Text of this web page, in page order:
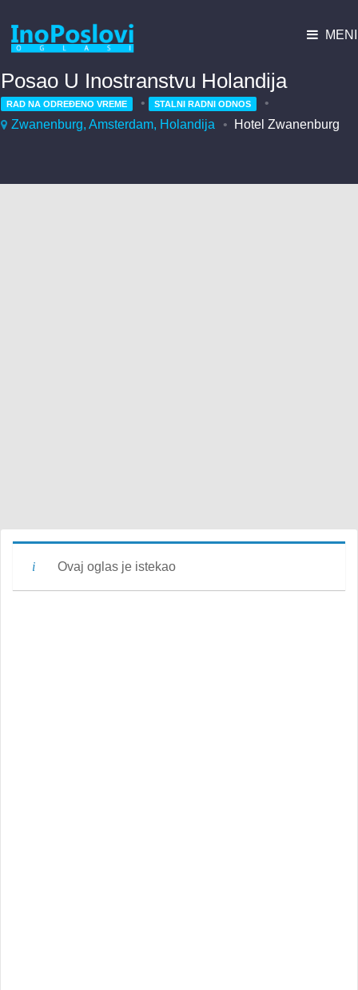
MENI
Posao U Inostranstvu Holandija
RAD NA ODREĐENO VREME STALNI RADNI ODNOS
Zwanenburg, Amsterdam, Holandija Hotel Zwanenburg
Ovaj oglas je istekao